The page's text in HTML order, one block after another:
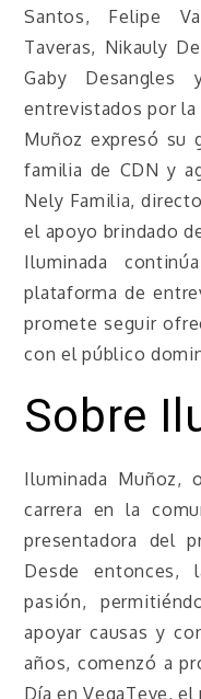
Santos, Felipe
Taveras, Nikauly
Gaby
entrevistados por la
Muñoz expresó su
familia de CDN y
Nely Familia,
el apoyo brindado
Iluminada
plataforma de
promete seguir
con el público
Sobre
Iluminada Muñoz,
carrera en la
presentadora del
Desde entonces,
pasión,
apoyar causas y
años, comenzó a
Día en VegaTeve,